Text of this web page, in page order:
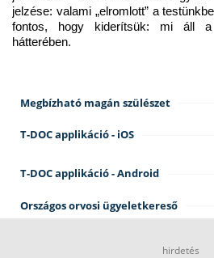
jelzése: valami „elromlott” a
fontos, hogy kiderítsük: mi áll a
hátterében.
Megbízható magán szülészet
T-DOC applikáció - iOS
T-DOC applikáció - Android
Országos orvosi ügyeletkereső
hirdetés